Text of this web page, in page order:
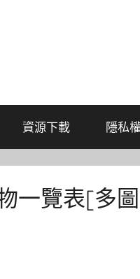
資源下載 隱私
一覽表[多